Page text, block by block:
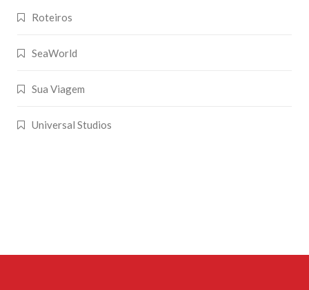
Roteiros
SeaWorld
Sua Viagem
Universal Studios